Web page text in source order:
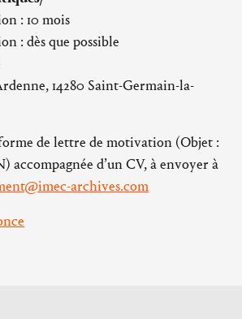
: 10 mois
: dès que possible
14280 Saint-Germain-la-
de lettre de motivation (Objet :
accompagnée d’un CV, à envoyer à
archives.com